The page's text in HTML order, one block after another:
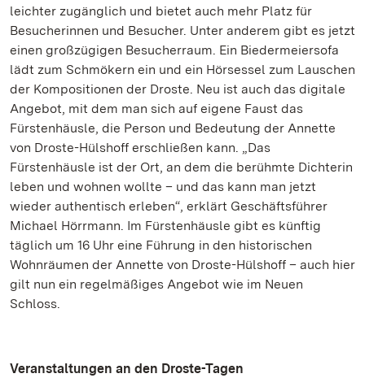
leichter zugänglich und bietet auch mehr Platz für
Besucherinnen und Besucher. Unter anderem gibt es jetzt
einen großzügigen Besucherraum. Ein Biedermeiersofa
lädt zum Schmökern ein und ein Hörsessel zum Lauschen
der Kompositionen der Droste. Neu ist auch das digitale
Angebot, mit dem man sich auf eigene Faust das
Fürstenhäusle, die Person und Bedeutung der Annette
von Droste-Hülshoff erschließen kann. „Das
Fürstenhäusle ist der Ort, an dem die berühmte Dichterin
leben und wohnen wollte – und das kann man jetzt
wieder authentisch erleben“, erklärt Geschäftsführer
Michael Hörrmann. Im Fürstenhäusle gibt es künftig
täglich um 16 Uhr eine Führung in den historischen
Wohnräumen der Annette von Droste-Hülshoff – auch hier
gilt nun ein regelmäßiges Angebot wie im Neuen
Schloss.
Veranstaltungen an den Droste-Tagen